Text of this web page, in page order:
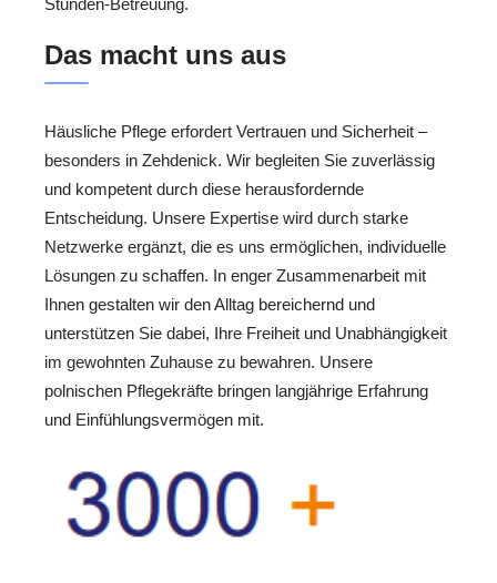
Das macht uns aus
Häusliche Pflege erfordert Vertrauen und Sicherheit –
besonders in Zehdenick. Wir begleiten Sie zuverlässig
und kompetent durch diese herausfordernde
Entscheidung. Unsere Expertise wird durch starke
Netzwerke ergänzt, die es uns ermöglichen, individuelle
Lösungen zu schaffen. In enger Zusammenarbeit mit
Ihnen gestalten wir den Alltag bereichernd und
unterstützen Sie dabei, Ihre Freiheit und Unabhängigkeit
im gewohnten Zuhause zu bewahren. Unsere
polnischen Pflegekräfte bringen langjährige Erfahrung
und Einfühlungsvermögen mit.